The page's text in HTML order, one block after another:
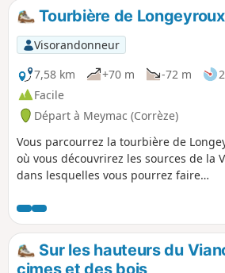
Tourbière de Longeyroux
Visorandonneur
7,58 km
+70 m -72 m
Facile
Départ à Meymac (Corrèze)
Vous parcourrez la tourbière de
où vous découvrirez les sources de la
dans lesquelles vous pourrez faire
parcours de découverte de la tourbière
des tableaux pédagogiques.
Sur les hauteurs du